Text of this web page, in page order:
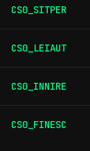
CS0_SITPER
CS0_LEIAUT
CS0_INNIRE
CS0_FINESC